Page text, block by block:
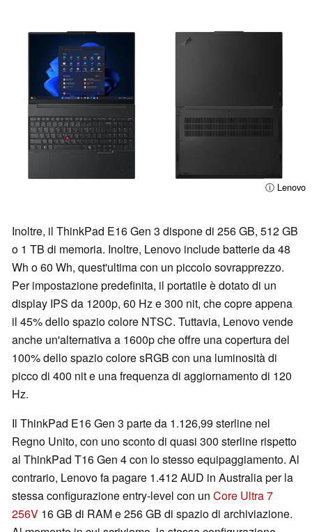
ⓘ Lenovo
Inoltre, il ThinkPad E16 Gen 3 dispone di 256 GB, 512 GB
o 1 TB di memoria. Inoltre, Lenovo include batterie da 48
Wh o 60 Wh, quest'ultima con un piccolo sovrapprezzo.
Per impostazione predefinita, il portatile è dotato di un
display IPS da 1200p, 60 Hz e 300 nit, che copre appena
il 45% dello spazio colore NTSC. Tuttavia, Lenovo vende
anche un'alternativa a 1600p che offre una copertura del
100% dello spazio colore sRGB con una luminosità di
picco di 400 nit e una frequenza di aggiornamento di 120
Hz.
Il ThinkPad E16 Gen 3 parte da 1.126,99 sterline nel
Regno Unito, con uno sconto di quasi 300 sterline rispetto
al ThinkPad T16 Gen 4 con lo stesso equipaggiamento. Al
contrario, Lenovo fa pagare 1.412 AUD in Australia per la
stessa configurazione entry-level con un Core Ultra 7
256V 16 GB di RAM e 256 GB di spazio di archiviazione.